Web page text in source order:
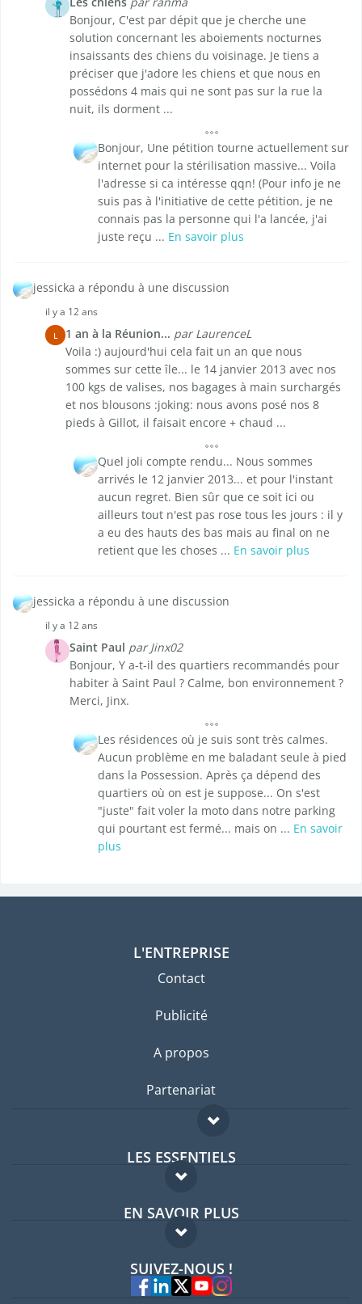
Bonjour, C'est par dépit que je cherche une
solution concernant les aboiements nocturnes
insaissants des chiens du voisinage. Je tiens a
préciser que j'adore les chiens et que nous en
possédons 4 mais qui ne sont pas sur la rue la
nuit, ils dorment ...
Bonjour, Une pétition tourne actuellement sur
internet pour la stérilisation massive... Voila
l'adresse si ca intéresse qqn! (Pour info je ne
suis pas à l'initiative de cette pétition, je ne
connais pas la personne qui l'a lancée, j'ai
juste reçu ... En savoir plus
jessicka a répondu à une discussion
il y a 12 ans
L 1 an à la Réunion... par LaurenceL
Voila :) aujourd'hui cela fait un an que nous
sommes sur cette île... le 14 janvier 2013 avec nos
100 kgs de valises, nos bagages à main surchargés
et nos blousons :joking: nous avons posé nos 8
pieds à Gillot, il faisait encore + chaud ...
Quel joli compte rendu... Nous sommes
arrivés le 12 janvier 2013... et pour l'instant
aucun regret. Bien sûr que ce soit ici ou
ailleurs tout n'est pas rose tous les jours : il y
a eu des hauts des bas mais au final on ne
retient que les choses ... En savoir plus
jessicka a répondu à une discussion
il y a 12 ans
Saint Paul par Jinx02
Bonjour, Y a-t-il des quartiers recommandés pour
habiter à Saint Paul ? Calme, bon environnement ?
Merci, Jinx.
Les résidences où je suis sont très calmes.
Aucun problème en me baladant seule à pied
dans la Possession. Après ça dépend des
quartiers où on est je suppose... On s'est
"juste" fait voler la moto dans notre parking
qui pourtant est fermé... mais on ... En savoir
plus
L'ENTREPRISE
Contact
Publicité
A propos
Partenariat
LES ESSENTIELS
Forum expatriés
Guides pays
EN SAVOIR PLUS
FAQ
Experts
SUIVEZ-NOUS !